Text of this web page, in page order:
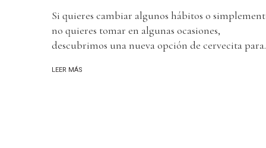
Si quieres cambiar algunos hábitos o
no quieres tomar en algunas ocasiones,
descubrimos una nueva opción de cervecita
LEER MÁS